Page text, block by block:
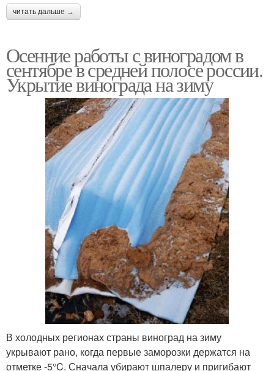
читать дальше →
Осенние работы с виноградом в
сентябре в средней полосе россии.
Укрытие винограда на зиму
В холодных регионах страны виноград на зиму
укрывают рано, когда первые заморозки держатся на
отметке -5°C. Сначала убирают шпалеру и пригибают